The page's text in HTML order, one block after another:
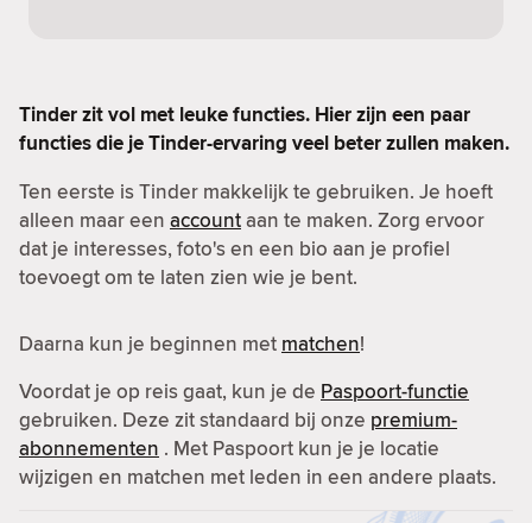
Tinder zit vol met leuke functies. Hier zijn een paar
functies die je Tinder-ervaring veel beter zullen maken.
Ten eerste is Tinder makkelijk te gebruiken. Je hoeft
alleen maar een accountaan te maken. Zorg ervoor
dat je interesses, foto's en een bio aan je profiel
toevoegt om te laten zien wie je bent.
Daarna kun je beginnen met matchen!
Voordat je op reis gaat, kun je de Paspoort-functie
gebruiken. Deze zit standaard bij onze premium-
abonnementen . Met Paspoort kun je je locatie
wijzigen en matchen met leden in een andere plaats.